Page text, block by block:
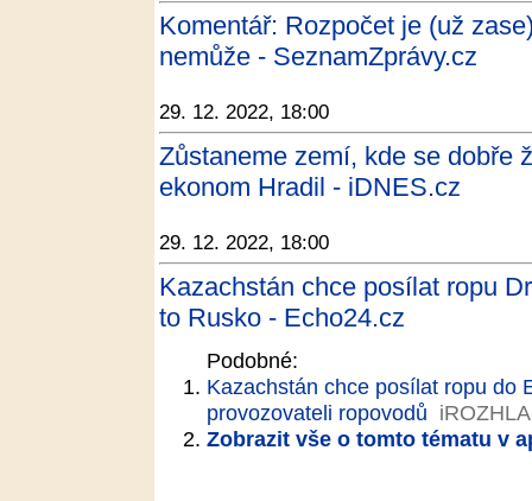
Komentář: Rozpočet je (už
nemůže - SeznamZprávy.cz
29. 12. 2022, 18:00
Zůstaneme zemí, kde se dobře
ekonom Hradil - iDNES.cz
29. 12. 2022, 18:00
Kazachstán chce posílat ropu
to Rusko - Echo24.cz
Podobné:
Kazachstán chce posílat ropu do
provozovateli ropovodů
Zobrazit vše o tomto tématu v